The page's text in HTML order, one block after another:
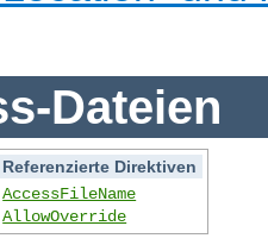
Dateien
Referenzierte Direktiven
AccessFileName
AllowOverride